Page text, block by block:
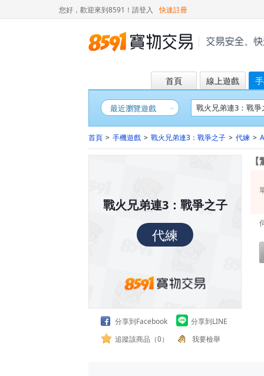
您好，歡迎來到8591！ 請登入 快速註冊
首頁 線上遊戲
最近瀏覽遊戲
首頁 > 手機遊戲 > 戰火兄弟連3：戰爭之子 > 代練 >
戰火兄弟連3：戰爭之子
代練
分享到Facebook
分享到LINE
追蹤該商品（0）
我要檢舉